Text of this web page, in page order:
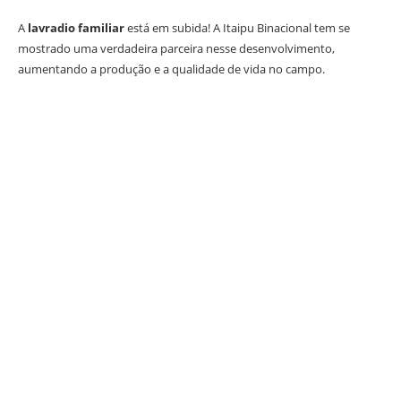
A lavradio familiarestá em subida! A Itaipu Binacional tem se
mostrado uma verdadeira parceira nesse desenvolvimento,
aumentando a produção e a qualidade de vida no campo.